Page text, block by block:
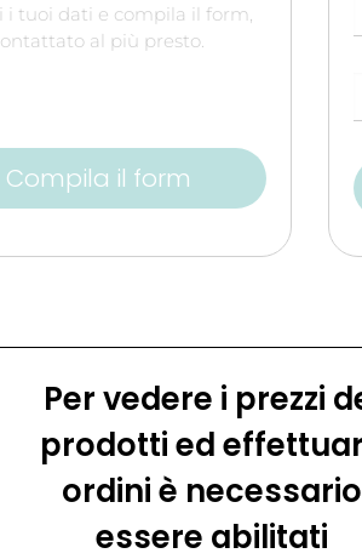
i tuoi dati e compila il form,
al più presto.
Compila il form
Prodotti Settori
Per vedere i prezzi
prodotti ed
ordini è necessario
essere abilitati